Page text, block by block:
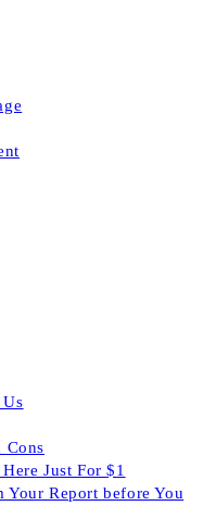
Cons
Just For $1
Your Report before You